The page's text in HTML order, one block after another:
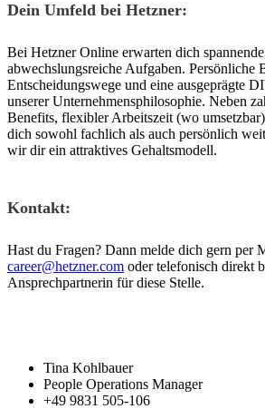
Dein Umfeld bei Hetzner:
Bei Hetzner Online erwarten dich
abwechslungsreiche Aufgaben. Persönliche
Entscheidungswege und eine ausgeprägte
unserer Unternehmensphilosophie. Neben
Benefits, flexibler Arbeitszeit (wo
dich sowohl fachlich als auch persönlich
wir dir ein attraktives Gehaltsmodell.
Kontakt:
Hast du Fragen? Dann melde dich gern per
career@hetzner.com oder telefonisch direkt
Ansprechpartnerin für diese Stelle.
Tina Kohlbauer
People Operations Manager
+49 9831 505-106